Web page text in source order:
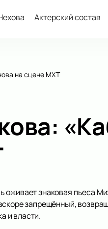
Актерский состав
на сцене МХТ
знаковая пьеса
запрещённый,
и власти.